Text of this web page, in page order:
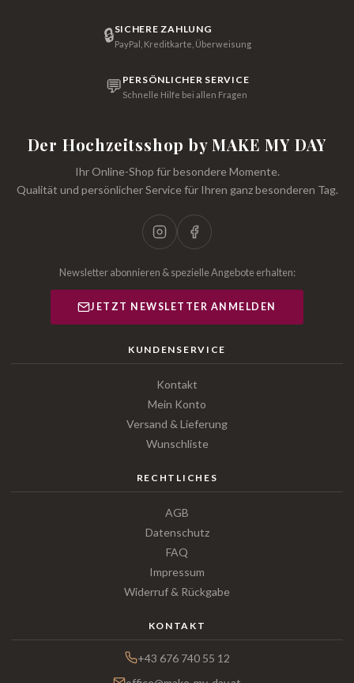
🔒SICHERE ZAHLUNG
PayPal, Kreditkarte, Überweisung
💬 PERSÖNLICHER SERVICE
Schnelle Hilfe bei allen Fragen
Der Hochzeitsshop by MAKE MY DAY
Ihr Online-Shop für besondere Momente.
Qualität und persönlicher Service für Ihren ganz besonderen Tag.
Newsletter abonnieren & spezielle Angebote erhalten:
JETZT NEWSLETTER ANMELDEN
KUNDENSERVICE
Kontakt
Mein Konto
Versand & Lieferung
Wunschliste
RECHTLICHES
AGB
Datenschutz
FAQ
Impressum
Widerruf & Rückgabe
KONTAKT
+43 676 740 55 12